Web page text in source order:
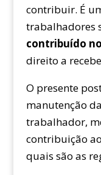
contribuir. É
trabalhadores
contribuído
direito a
O presente
manutenção
trabalhador,
contribuição
quais são as